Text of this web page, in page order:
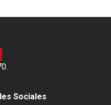
Sociales